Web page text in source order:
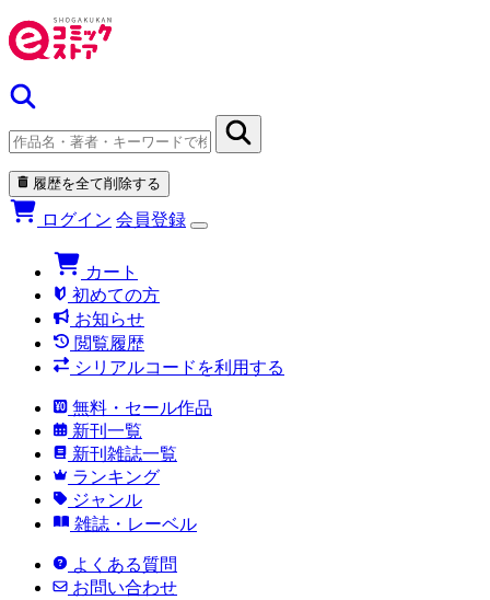
履歴を全て削除する
ログイン 会員登録
カート
初めての方
お知らせ
閲覧履歴
シリアルコードを利用する
無料・セール作品
新刊一覧
新刊雑誌一覧
ランキング
ジャンル
雑誌・レーベル
よくある質問
お問い合わせ